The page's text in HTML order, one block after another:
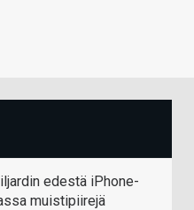
edestä iPhone-
muistipiirejä